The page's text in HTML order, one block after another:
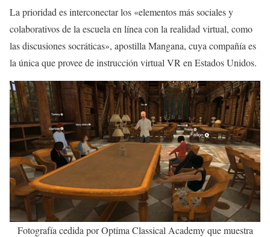
La prioridad es interconectar los «elementos más sociales y
colaborativos de la escuela en línea con la realidad virtual, como
las discusiones socráticas», apostilla Mangana, cuya compañía es
la única que provee de instrucción virtual VR en Estados Unidos.
Fotografía cedida por Optima Classical Academy que muestra